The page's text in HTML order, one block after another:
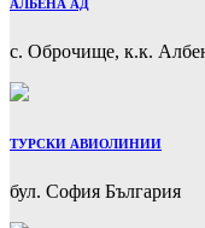
АЛБЕНА АД
с. Оброчище, к.к.
ТУРСКИ АВИОЛИНИИ
бул. София България